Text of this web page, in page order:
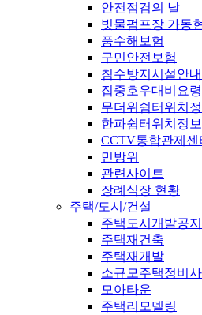
안전점검의 날
빗물펌프장 가동
풍수해보험
구민안전보험
침수방지시설안내
집중호우대비요령
무더위쉼터위치
한파쉼터위치정보
CCTV통합관제센
민방위
관련사이트
장례식장 현황
주택/도시/건설
주택도시개발공지
주택재건축
주택재개발
소규모주택정비
모아타운
주택리모델링